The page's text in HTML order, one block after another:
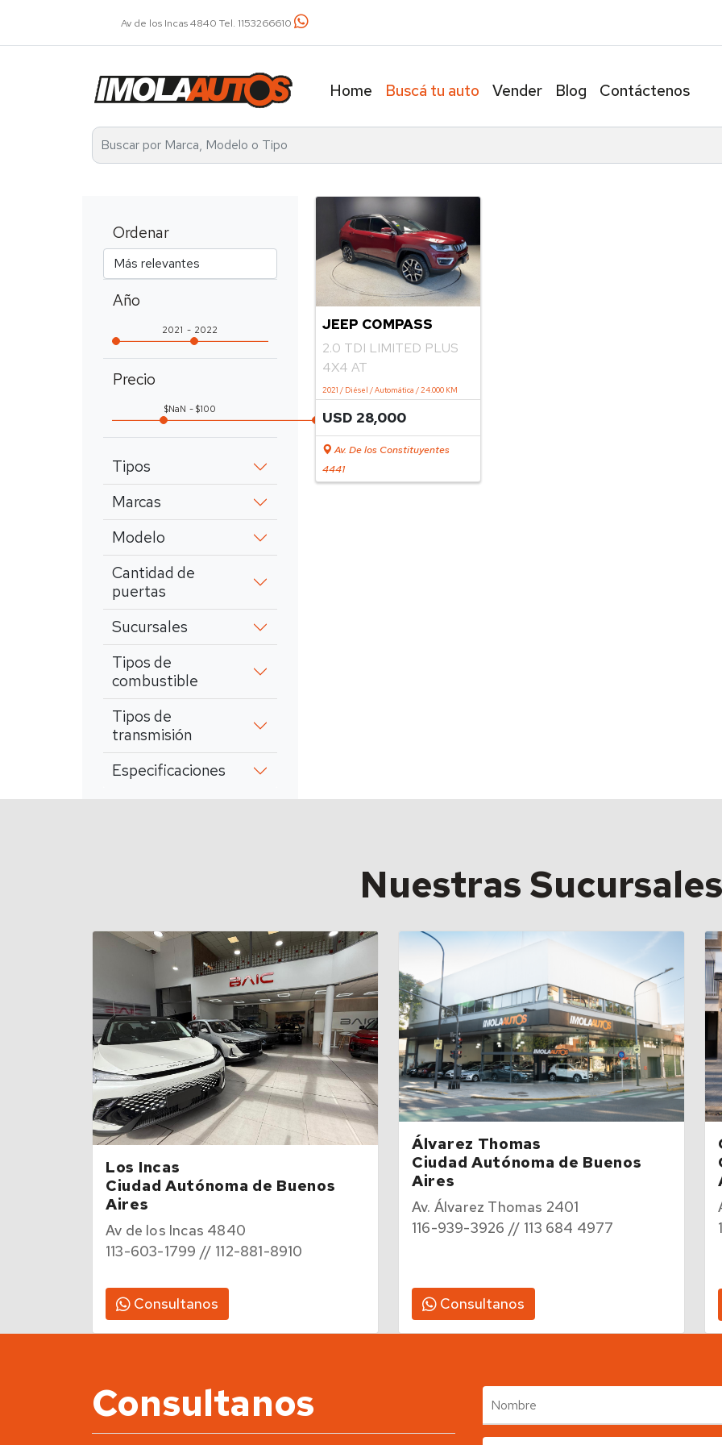
Av de los Incas 4840 Tel. 1153266610
Home Buscá tu auto Vender Blog Contáctenos
Ordenar
Año
2021 2022
Precio
NaN 100
Tipos
Marcas
Modelo
Cantidad de
puertas
Sucursales
Tipos de
combustible
Tipos de
transmisión
Especificaciones
JEEP COMPASS
2.0 TDI LIMITED PLUS
4X4 AT
2021 / Diésel / Automática / 24.000 KM
USD 28,000
Av. De los Constituyentes
4441
Nuestras Sucursales
Los Incas
Ciudad Autónoma de Buenos
Aires
Av de los Incas 4840
113-603-1799 // 112-881-8910
Consultanos
Álvarez Thomas
Ciudad Autónoma de Buenos
Aires
Av. Álvarez Thomas 2401
116-939-3926 // 113 684 4977
Consultanos
Consultanos